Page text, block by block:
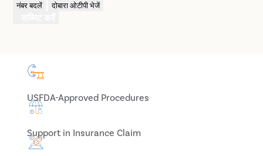
नंबर बदलें दोबारा ओटीपी भेजें
USFDA-Approved Procedures
Support in Insurance Claim